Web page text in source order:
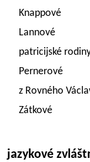
Knappové
Lannové
patricijské
Pernerové
z Rovného
Zátkové
jazykové